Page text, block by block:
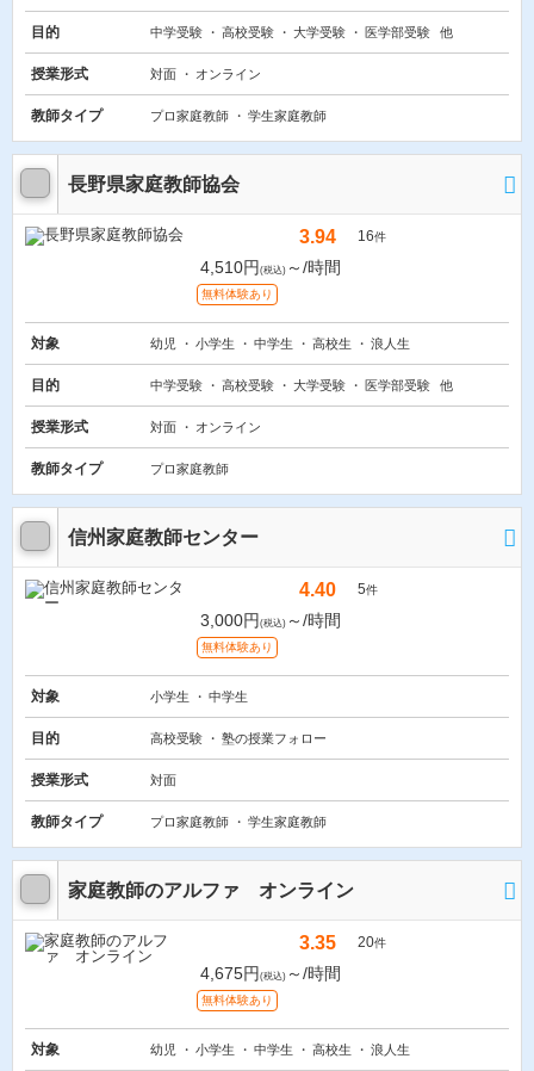
目的 中学受験 高校受験 大学受験 医学部受験 他
授業形式 対面 オンライン
教師タイプ プロ家庭教師 学生家庭教師
長野県家庭教師協会
3.94 16件
4,510円 (税込) ～/時間
無料体験あり
対象 幼児 小学生 中学生 高校生 浪人生
目的 中学受験 高校受験 大学受験 医学部受験 他
授業形式 対面 オンライン
教師タイプ プロ家庭教師
信州家庭教師センター
4.40 5件
3,000円 (税込) ～/時間
無料体験あり
対象 小学生 中学生
目的 高校受験 塾の授業フォロー
授業形式 対面
教師タイプ プロ家庭教師 学生家庭教師
家庭教師のアルファ オンライン
3.35 20件
4,675円 (税込) ～/時間
無料体験あり
対象 幼児 小学生 中学生 高校生 浪人生